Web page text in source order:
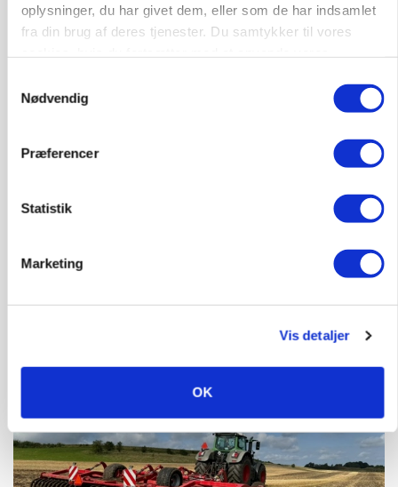
oplysninger, du har givet dem, eller som de har indsamlet
fra din brug af deres tjenester. Du samtykker til vores
Nødvendig
Præferencer
Statistik
Marketing
Vis detaljer
OK
Annonce
Loading...
Snart kan man søge tilskud til naturprojekter